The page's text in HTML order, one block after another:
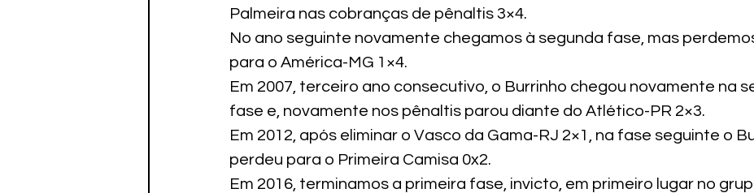
Palmeira nas cobranças de pênaltis 3×4.
No ano seguinte novamente chegamos à segunda fase, mas
para o América-MG 1×4.
Em 2007, terceiro ano consecutivo, o Burrinho chegou novamente na
fase e, novamente nos pênaltis parou diante do Atlético-PR 2×3.
Em 2012, após eliminar o Vasco da Gama-RJ 2×1, na fase seguinte o
perdeu para o Primeira Camisa 0x2.
Em 2016, terminamos a primeira fase, invicto, em primeiro lugar no